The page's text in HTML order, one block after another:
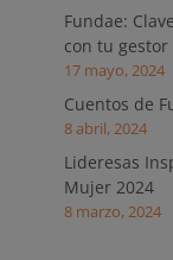
Fundae:
con tu gestor
17 mayo, 2024
Cuentos de
8 abril, 2024
Lideresas
Mujer 2024
8 marzo, 2024